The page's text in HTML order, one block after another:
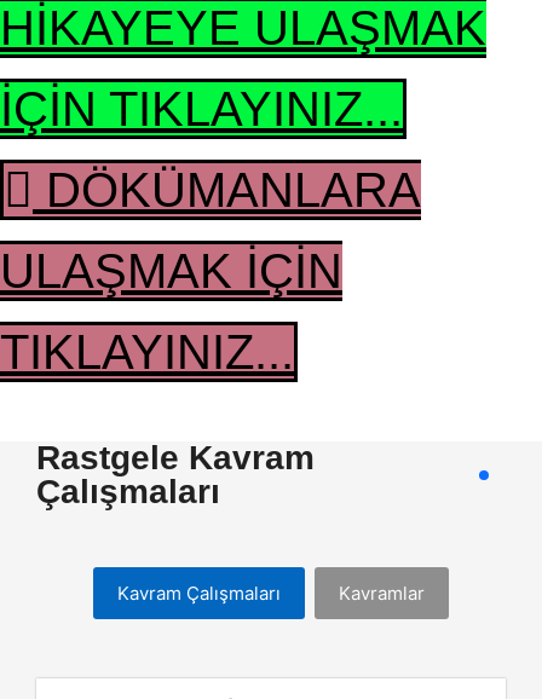
HİKAYEYE ULAŞMAK
İÇİN TIKLAYINIZ...
DÖKÜMANLARA
ULAŞMAK İÇİN
TIKLAYINIZ...
Rastgele Kavram
Çalışmaları
Kavram Çalışmaları Kavramlar